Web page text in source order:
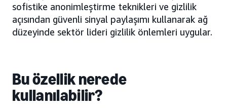
sofistike anonimleştirme teknikleri ve gizlilik
açısından güvenli sinyal paylaşımı kullanarak ağ
düzeyinde sektör lideri gizlilik önlemleri uygular.
Bu özellik nerede
kullanılabilir?